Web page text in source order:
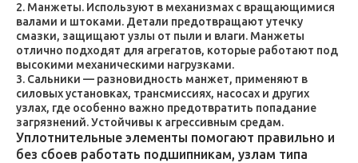
Манжеты. Используют в механизмах с вращающимися
валами и штоками. Детали предотвращают утечку
смазки, защищают узлы от пыли и влаги. Манжеты
отлично подходят для агрегатов, которые работают под
высокими механическими нагрузками.
Сальники — разновидность манжет, применяют в
силовых установках, трансмиссиях, насосах и других
узлах, где особенно важно предотвратить попадание
загрязнений. Устойчивы к агрессивным средам.
Уплотнительные элементы помогают правильно и
без сбоев работать подшипникам, узлам типа